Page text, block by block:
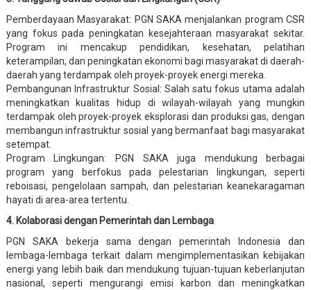
Pemberdayaan Masyarakat: PGN SAKA menjalankan program CSR
yang fokus pada peningkatan kesejahteraan masyarakat sekitar.
Program ini mencakup pendidikan, kesehatan, pelatihan
keterampilan, dan peningkatan ekonomi bagi masyarakat di daerah-
daerah yang terdampak oleh proyek-proyek energi mereka.
Pembangunan Infrastruktur Sosial: Salah satu fokus utama adalah
meningkatkan kualitas hidup di wilayah-wilayah yang mungkin
terdampak oleh proyek-proyek eksplorasi dan produksi gas, dengan
membangun infrastruktur sosial yang bermanfaat bagi masyarakat
setempat.
Program Lingkungan: PGN SAKA juga mendukung berbagai
program yang berfokus pada pelestarian lingkungan, seperti
reboisasi, pengelolaan sampah, dan pelestarian keanekaragaman
hayati di area-area tertentu.
4. Kolaborasi dengan Pemerintah dan Lembaga
PGN SAKA bekerja sama dengan pemerintah Indonesia dan
lembaga-lembaga terkait dalam mengimplementasikan kebijakan
energi yang lebih baik dan mendukung tujuan-tujuan keberlanjutan
nasional, seperti mengurangi emisi karbon dan meningkatkan